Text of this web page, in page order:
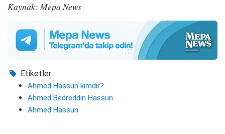
Kaynak: Mepa News
Etiketler :
Ahmed Hassun kimdir?
Ahmed Bedreddin Hassun
Ahmed Hassun